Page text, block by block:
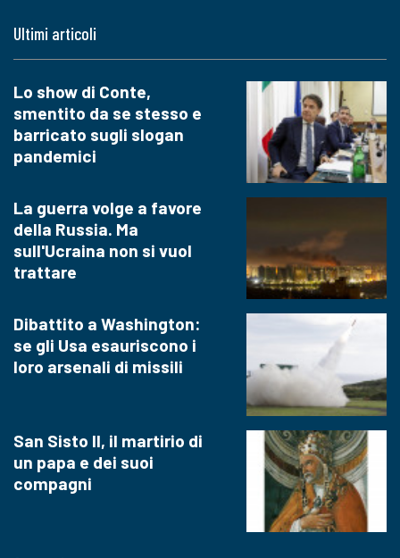
Ultimi articoli
Lo show di Conte,
smentito da se stesso e
barricato sugli slogan
pandemici
La guerra volge a favore
della Russia. Ma
sull'Ucraina non si vuol
trattare
Dibattito a Washington:
se gli Usa esauriscono i
loro arsenali di missili
San Sisto II, il martirio di
un papa e dei suoi
compagni